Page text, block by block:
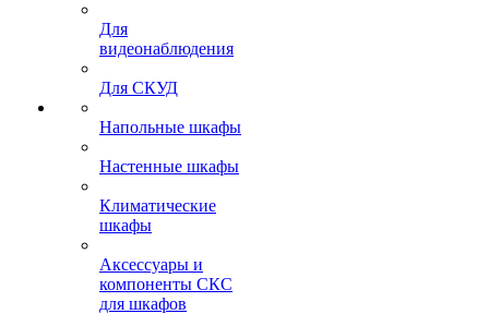
Для
видеонаблюдения
Для СКУД
Напольные шкафы
Настенные шкафы
Климатические
шкафы
Аксессуары и
компоненты СКС
для шкафов